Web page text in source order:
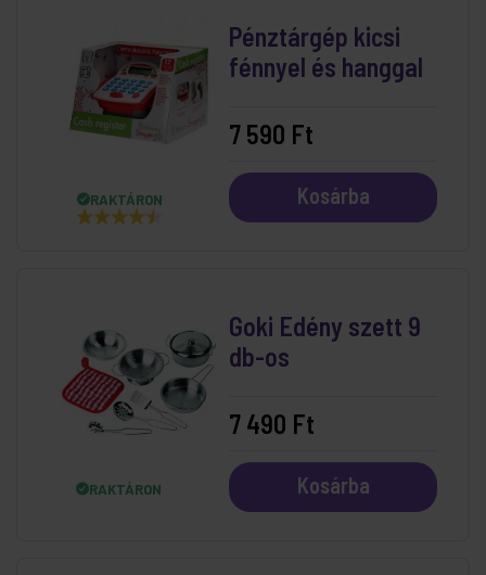
RAKTÁRON
Pénztárgép kicsi
fénnyel és hanggal
7 590 Ft
Kosárba
RAKTÁRON
Goki Edény szett 9
db-os
7 490 Ft
Kosárba